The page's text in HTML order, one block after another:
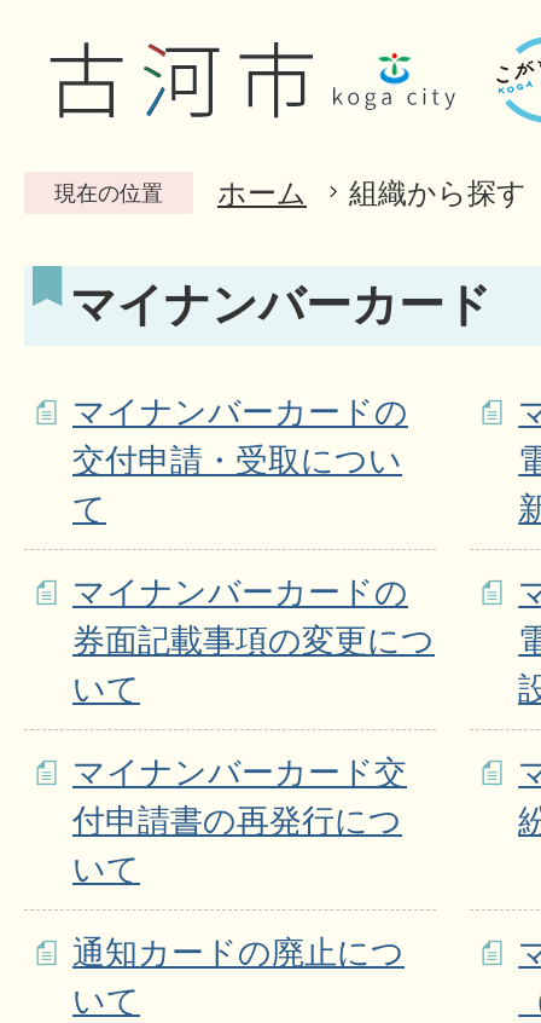
現在の位置 ホーム 組織から探す
マイナンバーカード
マイナンバーカードの
交付申請・受取につい
て
マイナンバーカードの
券面記載事項の変更につ
いて
マイナンバーカード交
付申請書の再発行につ
いて
通知カードの廃止につ
いて